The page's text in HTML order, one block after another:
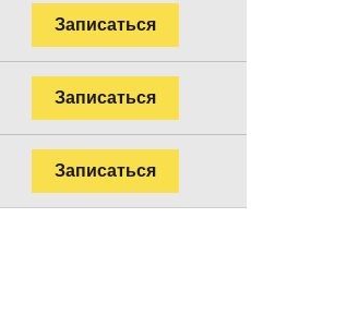
Записаться
Записаться
Записаться